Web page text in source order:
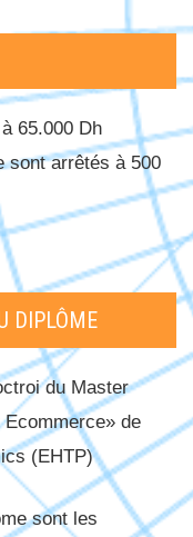
65.000 Dh
sont arrêtés à 500
DIPLÔME
du Master
de
(EHTP)
sont les